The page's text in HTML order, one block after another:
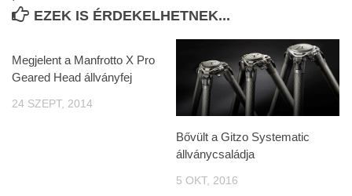
EZEK IS ÉRDEKELHETNEK...
Megjelent a Manfrotto X Pro
Geared Head állványfej
24 SZEPT, 2014
Bővült a Gitzo Systematic
állványcsaládja
5 OKT, 2016